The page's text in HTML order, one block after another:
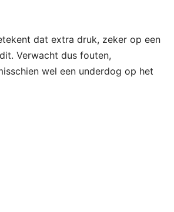
dat extra druk, zeker op een
Verwacht dus fouten,
wel een underdog op het